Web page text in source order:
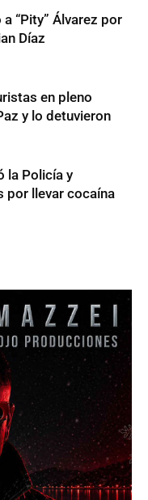
“Pity” Álvarez por
Díaz
en pleno
y lo detuvieron
la Policía y
por llevar cocaína